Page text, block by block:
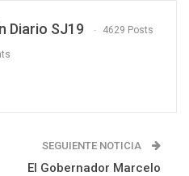
Diario SJ19 4629 Posts
SEGUIENTE NOTICIA
El Gobernador Marcelo